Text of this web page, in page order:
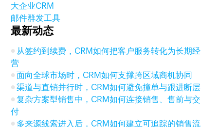
大企业CRM
邮件群发工具
最新动态
从签约到续费，CRM如何把客户服务转化为长期经
营
面向全球市场时，CRM如何支撑跨区域商机协同
渠道与直销并行时，CRM如何避免撞单与跟进断层
复杂方案型销售中，CRM如何连接销售、售前与交
付
多来源线索进入后，CRM如何建立可追踪的销售流